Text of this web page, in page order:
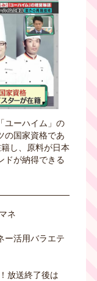
ユーハイム」の
の国家資格であ
し、原料が日本
ドが納得できる
ネ
ー活用バラエテ
放送終了後は